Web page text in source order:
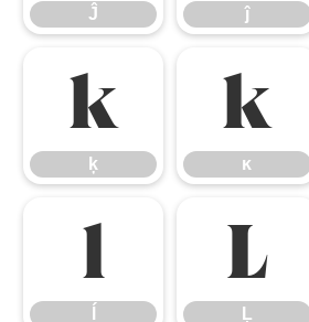
Ĵ ĵ
ķ
ķ
ĸ
ĸ
ĺ Ļ
Ļ